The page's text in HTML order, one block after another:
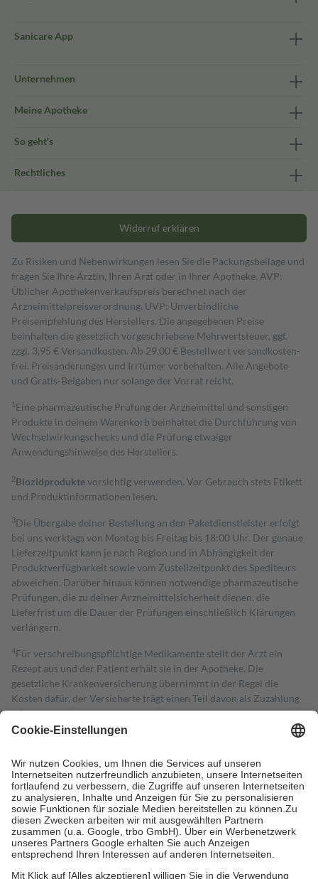
Sanicare App
Unternehmen
Meine Apotheke
So geht's
Rechtliches
Widerruf erklären
Zu Risiken und Nebenwirkungen lesen Sie die Packungsbeilage und
fragen Sie Ihre Ärztin, Ihren Arzt oder in Ihrer Apotheke. AVP:
Üblicher Apothekenverkaufspreis berechnet nach der
Arzneimittelpreisverordnung. UVP: Unverbindliche
Preisempfehlung des Herstellers. Die angegebenen Preise
beinhalten die gesetzlich vorgeschriebene Mehrwertsteuer, ggf.
zzgl. 3,95 € Versandkosten. Ab 29,00 € Bestell­wert versand­kosten­
frei. Preisänderungen und Irrtümer vorbehalten. Alle Angebote
und Gratis-Beigaben nur solange der Vorrat reicht.
1 Eine pharmazeutische Prüfung der Arzneimittel und sonstigen
Produkte in deinem Warenkorb beinhaltet die Durchführung von
Wechselwirkungschecks und die Prüfung etwaiger
Anwendungshinweise des Herstellers.
2Biozidproduktevorsichtig verwenden. Vor Gebrauch stets Etikett
und Produktinformationen lesen.
3Die Übergabe deiner Bestellung an den Paketdienstleister erfolgt
bei uns werktags von Montag bis Freitag bis 18:00 Uhr. Der genaue
Lieferzeitpunkt kann je nach Region und in Abhängigkeit der
Produktverfügbarkeit sowie vom Zustellzeitpunkt des Spediteurs
abweichen. Darüber hinaus können notwendige pharmazeutische
Prüfungen, die zu deiner Arzneimittelsicherheit dienen, die
Lieferfrist um die Dauer der Prüfungen einschließlich Klärungen
verlängern.
4Für verschreibungspflichtige Medikamente stellt der Arzt ein
Rezept aus und der Patient erhält sie in der Apotheke. Die
gesetzliche Krankenversicherung übernimmt in der Regel die
Kosten dafür, der Versicherte trägt einen Teil davon als Zuzahlung
mit.
Grundsätzlich leisten Mitglieder Zuzahlungen in Höhe von zehn
höchstens zehn Euro.
Es sind jedoch nie mehr als die tatsächlichen
Kosten der Leistung zu entrichten.
Diese Regeln gelten grundsätzlich auch für Online-Apotheken.
Bei Heilmitteln und häuslicher Krankenpflege beträgt die
Zuzahlung zehn Prozent der Kosten sowie zehn Euro je
Verordnung.
Um das Engagement der Versicherten für ihre eigene Gesundheit zu
stärken und die besondere Stellung der Familie zu unterstützen,